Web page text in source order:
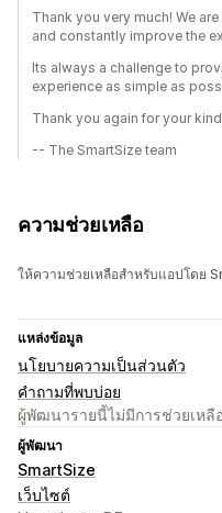
Thank you very much! We
and constantly improve the
Its always a challenge to
experience as simple as
Thank you again for your
-- The SmartSize team
ความช่วยเหลือ
ให้ความช่วยเหลือสำหรับแอปโดย
แหล่งข้อมูล
นโยบายความเป็นส่วนตัว
คำถามที่พบบ่อย
ผู้พัฒนารายนี้ไม่มีการช่วยเหลื
ผู้พัฒนา
SmartSize
เว็บไซต์